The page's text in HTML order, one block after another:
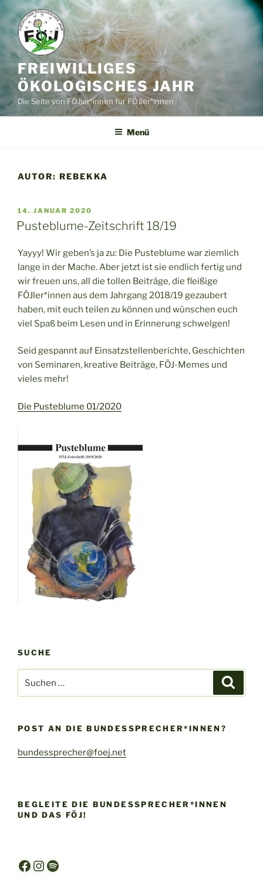
Inhalt
springen
FREIWILLIGES
ÖKOLOGISCHES JAHR
Die Seite von FÖJler*innen für FÖJler*innen
Menü
AUTOR: REBEKKA
VERÖFFENTLICHT
AM
14. JANUAR 2020
Pusteblume-Zeitschrift 18/19
Yayyy! Wir geben’s ja zu: Die Pusteblume war ziemlich
lange in der Mache. Aber jetzt ist sie endlich fertig und
wir freuen uns, all die tollen Beiträge, die fleißige
FÖJler*innen aus dem Jahrgang 2018/19 gezaubert
haben, mit euch teilen zu können und wünschen euch
viel Spaß beim Lesen und in Erinnerung schwelgen!
Seid gespannt auf Einsatzstellenberichte, Geschichten
von Seminaren, kreative Beiträge, FÖJ-Memes und
vieles mehr!
Die Pusteblume 01/2020
SUCHE
nach:
POST AN DIE BUNDESSPRECHER*INNEN?
bundessprecher@foej.net
BEGLEITE DIE BUNDESSPRECHER*INNEN
UND DAS FÖJ!
Facebook
Instagram
Spotify